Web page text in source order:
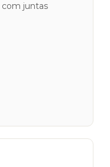
com juntas